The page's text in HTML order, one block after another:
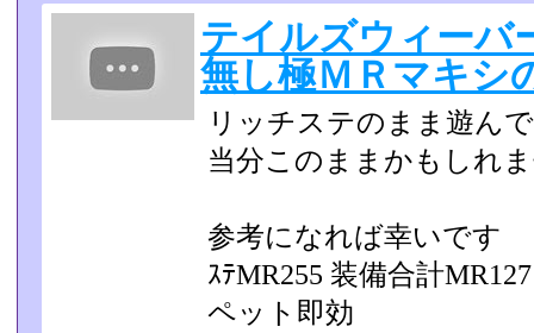
テイルズウィー
無し極ＭＲマキシ
リッチステのまま遊ん
当分このままかもしれ
参考になれば幸いです
ｽﾃMR255 装備合計
ペット即効